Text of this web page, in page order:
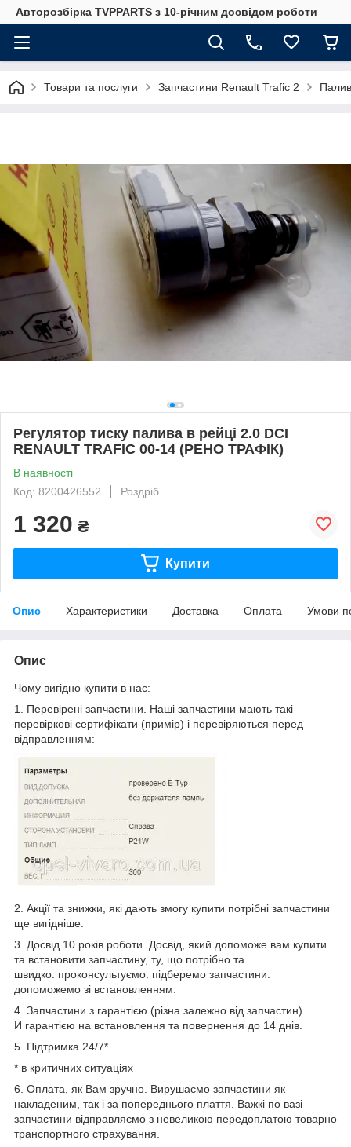
Авторозбірка TVPPARTS з 10-річним досвідом роботи
Товари та послуги Запчастини Renault Trafic 2
Регулятор тиску палива в рейці 2.0 DCI
RENAULT TRAFIC 00-14 (РЕНО ТРАФІК)
В наявності
Код: 8200426552
Роздріб
1 320 ₴
Купити
Опис Характеристики Доставка Оплата Умови
Опис
Чому вигідно купити в нас:
1. Перевірені запчастини. Наші запчастини мають такі
перевіркові сертифікати (примір) і перевіряються перед
відправленням:
2. Акції та знижки, які дають змогу купити потрібні запчастини
ще вигідніше.
3. Досвід 10 років роботи. Досвід, який допоможе вам купити
та встановити запчастину, ту, що потрібно та
швидко: проконсультуємо. підберемо запчастини.
допоможемо зі встановленням.
4. Запчастини з гарантією (різна залежно від запчастин).
И гарантією на встановлення та повернення до 14 днів.
5. Підтримка 24/7*
* в критичних ситуаціях
6. Оплата, як Вам зручно. Вирушаємо запчастини як
накладеним, так і за попереднього плаття. Важкі по вазі
запчастини відправляємо з невеликою передоплатою товарно
транспортного страхування.